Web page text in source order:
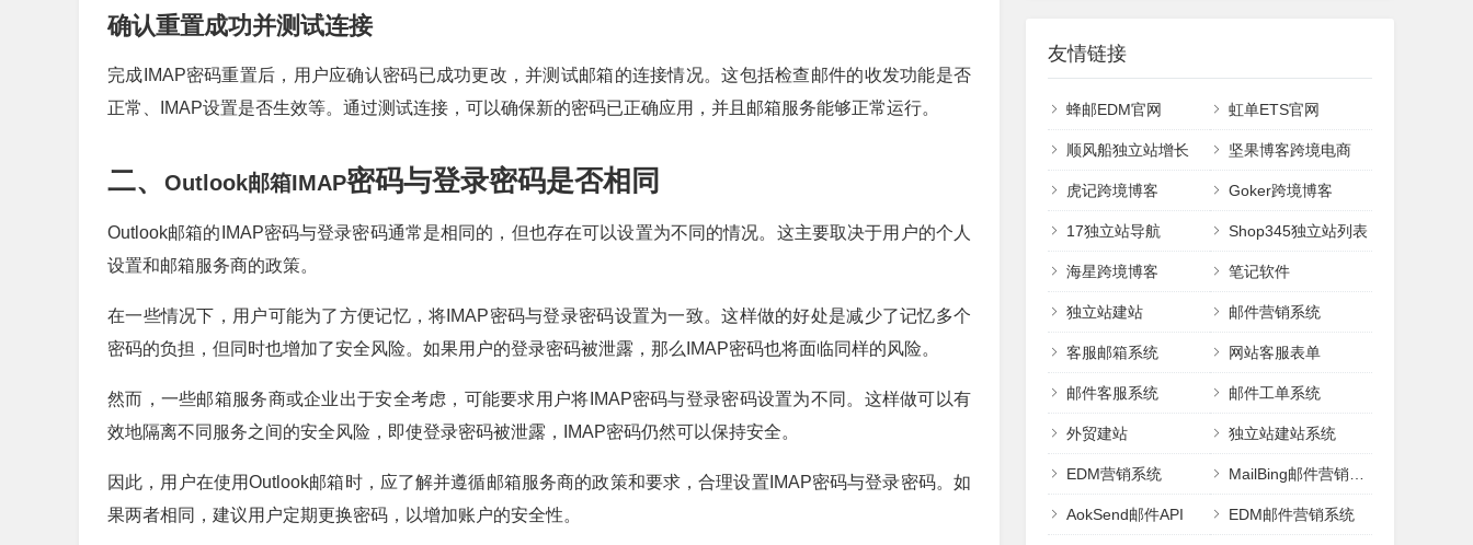
确认重置成功并测试连接
完成IMAP密码重置后，用户应确认密码已成功更改，并测试邮箱的连接情况。这包括检查邮件的收发功能是否
正常、IMAP设置是否生效等。通过测试连接，可以确保新的密码已正确应用，并且邮箱服务能够正常运行。
二、 Outlook邮箱IMAP密码与登录密码是否相同
Outlook邮箱的IMAP密码与登录密码通常是相同的，但也存在可以设置为不同的情况。这主要取决于用户的个人
设置和邮箱服务商的政策。
在一些情况下，用户可能为了方便记忆，将IMAP密码与登录密码设置为一致。这样做的好处是减少了记忆多个
密码的负担，但同时也增加了安全风险。如果用户的登录密码被泄露，那么IMAP密码也将面临同样的风险。
然而，一些邮箱服务商或企业出于安全考虑，可能要求用户将IMAP密码与登录密码设置为不同。这样做可以有
效地隔离不同服务之间的安全风险，即使登录密码被泄露，IMAP密码仍然可以保持安全。
因此，用户在使用Outlook邮箱时，应了解并遵循邮箱服务商的政策和要求，合理设置IMAP密码与登录密码。如
果两者相同，建议用户定期更换密码，以增加账户的安全性。
友情链接
蜂邮EDM官网 虹单ETS官网
顺风船独立站增长 坚果博客跨境电商
虎记跨境博客 Goker跨境博客
17独立站导航 Shop345独立站列表
海星跨境博客 笔记软件
独立站建站 邮件营销系统
客服邮箱系统 网站客服表单
邮件客服系统 邮件工单系统
外贸建站 独立站建站系统
EDM营销系统 MailBing邮件营销平台
AokSend邮件API EDM邮件营销系统